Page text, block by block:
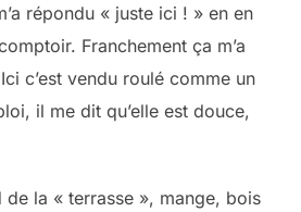
répondu « juste ici ! » en en
Franchement ça m’a
c’est vendu roulé comme un
il me dit qu’elle est douce,
la « terrasse », mange, bois